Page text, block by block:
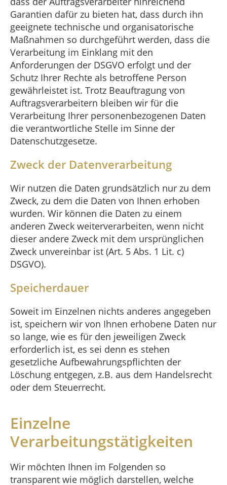
Garantien dafür zu bieten hat, dass durch ihn
geeignete technische und organisatorische
Maßnahmen so durchgeführt werden, dass die
Verarbeitung im Einklang mit den
Anforderungen der DSGVO erfolgt und der
Schutz Ihrer Rechte als betroffene Person
gewährleistet ist. Trotz Beauftragung von
Auftragsverarbeitern bleiben wir für die
Verarbeitung Ihrer personenbezogenen Daten
die verantwortliche Stelle im Sinne der
Datenschutzgesetze.
Zweck der Datenverarbeitung
Wir nutzen die Daten grundsätzlich nur zu dem
Zweck, zu dem die Daten von Ihnen erhoben
wurden. Wir können die Daten zu einem
anderen Zweck weiterverarbeiten, wenn nicht
dieser andere Zweck mit dem ursprünglichen
Zweck unvereinbar ist (Art. 5 Abs. 1 Lit. c)
DSGVO).
Speicherdauer
Soweit im Einzelnen nichts anderes angegeben
ist, speichern wir von Ihnen erhobene Daten nur
so lange, wie es für den jeweiligen Zweck
erforderlich ist, es sei denn es stehen
gesetzliche Aufbewahrungspflichten der
Löschung entgegen, z.B. aus dem Handelsrecht
oder dem Steuerrecht.
Einzelne
Verarbeitungstätigkeiten
Wir möchten Ihnen im Folgenden so
transparent wie möglich darstellen, welche